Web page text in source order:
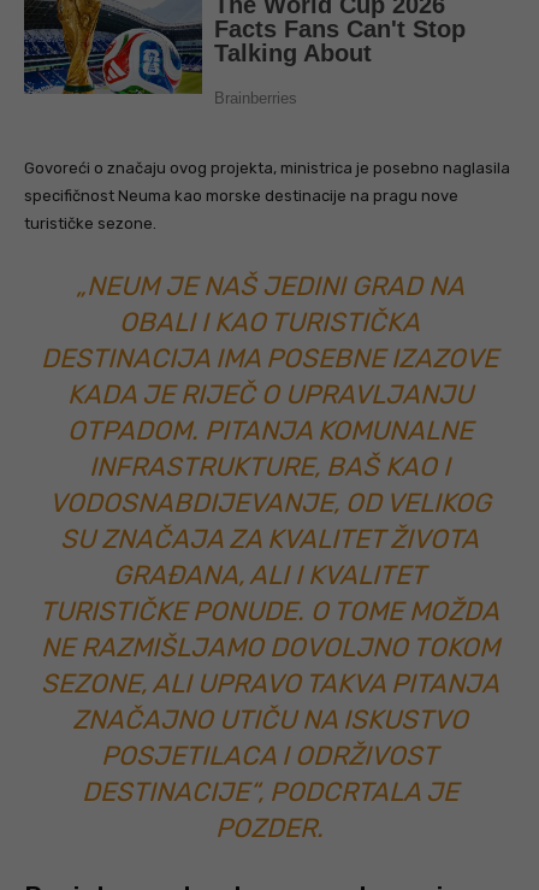
Govoreći o značaju ovog projekta, ministrica je posebno naglasila
specifičnost Neuma kao morske destinacije na pragu nove
turističke sezone.
„NEUM JE NAŠ JEDINI GRAD NA
OBALI I KAO TURISTIČKA
DESTINACIJA IMA POSEBNE IZAZOVE
KADA JE RIJEČ O UPRAVLJANJU
OTPADOM. PITANJA KOMUNALNE
INFRASTRUKTURE, BAŠ KAO I
VODOSNABDIJEVANJE, OD VELIKOG
SU ZNAČAJA ZA KVALITET ŽIVOTA
GRAĐANA, ALI I KVALITET
TURISTIČKE PONUDE. O TOME MOŽDA
NE RAZMIŠLJAMO DOVOLJNO TOKOM
SEZONE, ALI UPRAVO TAKVA PITANJA
ZNAČAJNO UTIČU NA ISKUSTVO
POSJETILACA I ODRŽIVOST
DESTINACIJE“, PODCRTALA JE
POZDER.